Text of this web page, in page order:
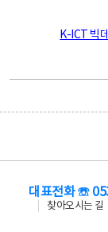
K-ICT 빅
대표전화 ☏
찾아오시는 길